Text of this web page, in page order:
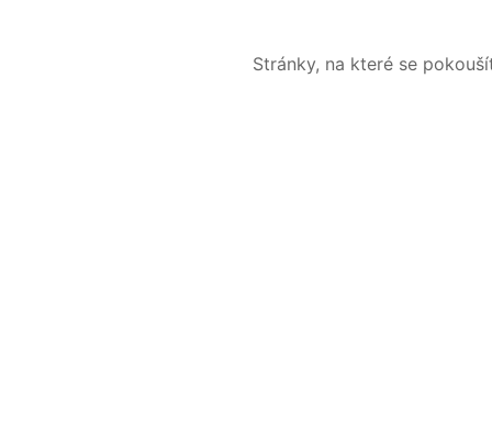
Stránky, na které se